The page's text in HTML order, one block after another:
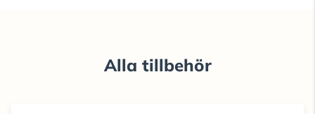
Alla tillbehör